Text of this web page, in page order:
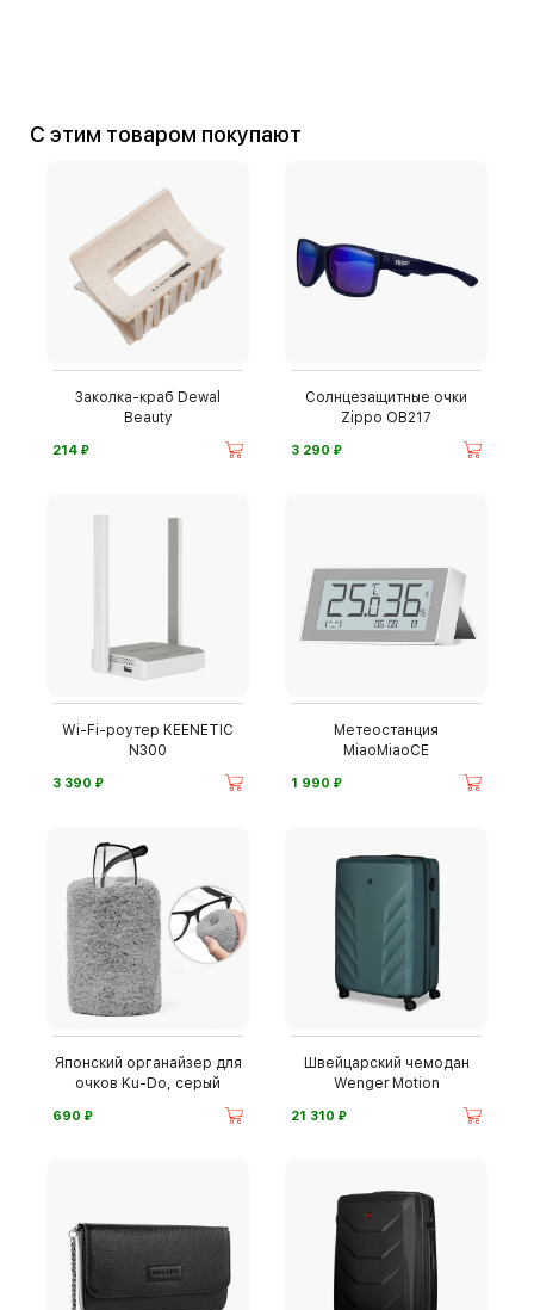
С этим товаром покупают
Заколка-краб Dewal
Beauty
214 ⃏
Солнцезащитные очки
Zippo OB217
3 290 ⃏
Wi-Fi-роутер KEENETIC
N300
3 390 ⃏
Метеостанция
MiaoMiaoCE
1 990 ⃏
Японский органайзер для
очков Ku-Do, серый
690 ⃏
Швейцарский чемодан
Wenger Motion
21 310 ⃏